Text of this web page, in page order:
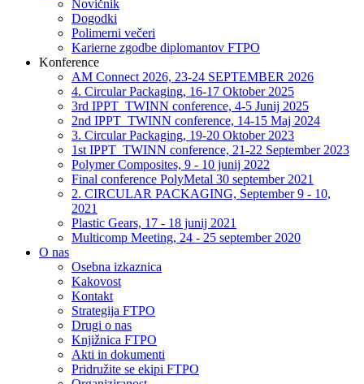
Novičnik
Dogodki
Polimerni večeri
Karierne zgodbe diplomantov FTPO
Konference
AM Connect 2026, 23-24 SEPTEMBER 2026
4. Circular Packaging, 16-17 Oktober 2025
3rd IPPT_TWINN conference, 4-5 Junij 2025
2nd IPPT_TWINN conference, 14-15 Maj 2024
3. Circular Packaging, 19-20 Oktober 2023
1st IPPT_TWINN conference, 21-22 September 2023
Polymer Composites, 9 - 10 junij 2022
Final conference PolyMetal 30 september 2021
2. CIRCULAR PACKAGING, September 9 - 10,
2021
Plastic Gears, 17 - 18 junij 2021
Multicomp Meeting, 24 - 25 september 2020
O nas
Osebna izkaznica
Kakovost
Kontakt
Strategija FTPO
Drugi o nas
Knjižnica FTPO
Akti in dokumenti
Pridružite se ekipi FTPO